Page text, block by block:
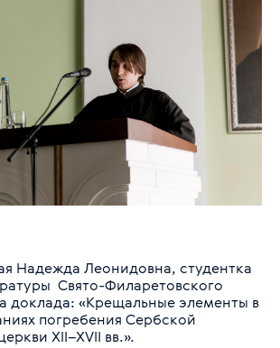
Надежда Леонидовна, студентка
Свято-Филаретовского
доклада: «Крещальные элементы в
погребения Сербской
XII–XVII вв.».